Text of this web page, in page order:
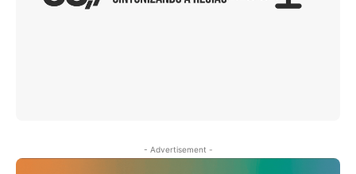
- Advertisement -